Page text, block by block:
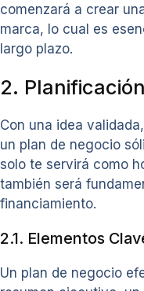
comenzará a crear
marca, lo cual es
largo plazo.
2.
Con una idea
un plan de negocio
solo te servirá como
también será
financiamiento.
2.1. Elementos
Un plan de negocio